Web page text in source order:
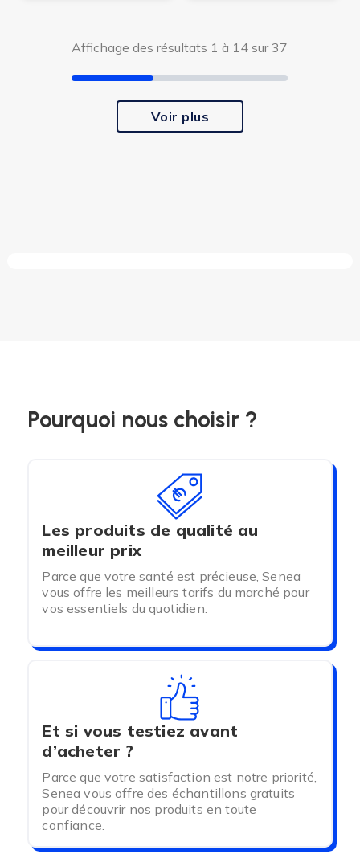
Affichage des résultats 1 à 14 sur 37
Voir plus
Pourquoi nous choisir ?
Les produits de qualité au
meilleur prix
Parce que votre santé est précieuse, Senea
vous offre les meilleurs tarifs du marché pour
vos essentiels du quotidien.
Et si vous testiez avant
d’acheter ?
Parce que votre satisfaction est notre priorité,
Senea vous offre des échantillons gratuits
pour découvrir nos produits en toute
confiance.